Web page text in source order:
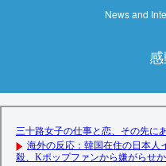
News and